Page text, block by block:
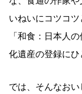
いねいにコツコツ
「和食：日本人
化遺産の登録にひ
では、そんなお